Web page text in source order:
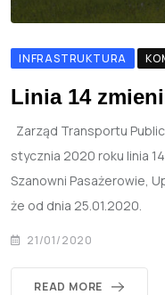
INFRASTRUKTURA
Linia 14
Zarząd Transportu
stycznia 2020 roku linia
Szanowni Pasażerowie,
że od dnia 25.01.2020.
21/01/2020
READ MORE